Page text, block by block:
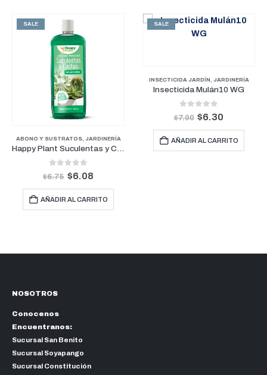
SALE
ABONO Y SUSTRATOS, JARDINERÍA
Happy Plant Suculentas y Cactus 500ml
out of 5
6.75 $ 6.08
AÑADIR AL CARRITO
SALE
INSECTICIDA JARDÍN,JARDINERÍA
Insecticida Mulán10 WG
out of 5
7.00 $ 6.30
AÑADIR AL CARRITO
NOSOTROS
Conocenos
Encuentranos:
Sucursal San Benito
Sucursal Soyapango
Sucursal Constitución